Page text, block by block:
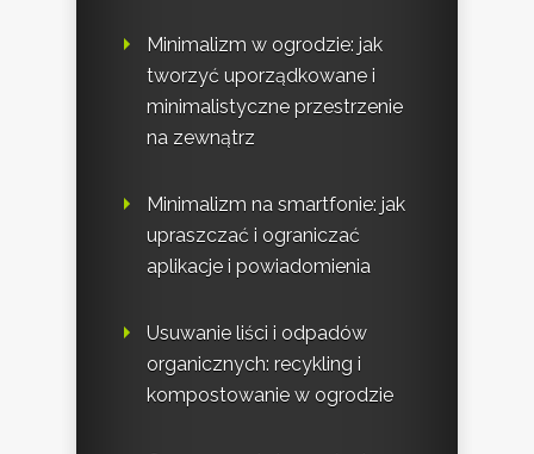
Minimalizm w ogrodzie: jak
tworzyć uporządkowane i
minimalistyczne przestrzenie
na zewnątrz
Minimalizm na smartfonie: jak
upraszczać i ograniczać
aplikacje i powiadomienia
Usuwanie liści i odpadów
organicznych: recykling i
kompostowanie w ogrodzie